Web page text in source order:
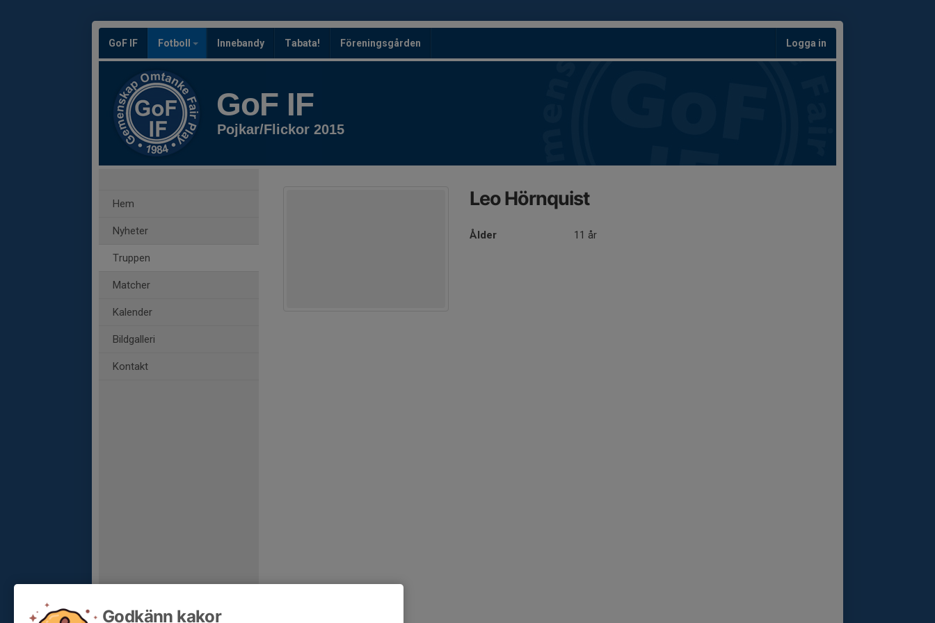
GoF IF Fotboll Innebandy Tabata! Föreningsgården Logga in
GoF IF
Pojkar/Flickor 2015
Hem
Nyheter
Truppen
Matcher
Kalender
Bildgalleri
Kontakt
Leo Hörnquist
Ålder 11 år
Godkänn kakor